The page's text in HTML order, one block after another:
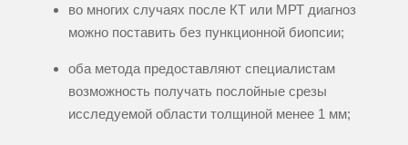
во многих случаях после КТ или МРТ диагноз
можно поставить без пункционной биопсии;
оба метода предоставляют специалистам
возможность получать послойные срезы
исследуемой области толщиной менее 1 мм;